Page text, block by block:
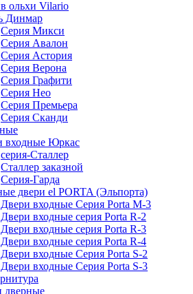
ольхи Vilario
Динмар
Серия Микси
Серия Авалон
Серия Астория
Серия Верона
Серия Графити
Серия Нео
Серия Премьера
Серия Сканди
входные Юркас
серия-Сталлер
Сталлер заказной
Серия-Гарда
двери el PORTA (Эльпорта)
Двери входные Серия Porta M-3
Двери входные серия Porta R-2
Двери входные серия Porta R-3
Двери входные серия Porta R-4
Двери входные Серия Porta S-2
Двери входные Серия Porta S-3
дверные